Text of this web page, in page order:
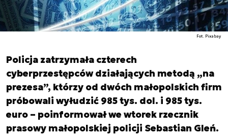
Fot. Pixabay
Policja zatrzymała czterech
cyberprzestępców działających metodą „na
prezesa”, którzy od dwóch małopolskich firm
próbowali wyłudzić 985 tys. dol. i 985 tys.
euro – poinformował we wtorek rzecznik
prasowy małopolskiej policji Sebastian Gleń.